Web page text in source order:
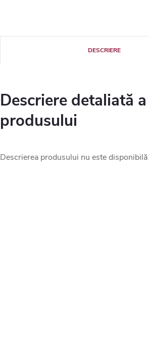
DESCRIERE
Descriere detaliată a
produsului
Descrierea produsului nu este disponibilă